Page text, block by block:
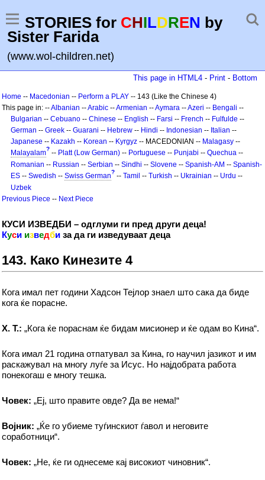
STORIES for CHILDREN by
Sister Farida
(www.wol-children.net)
This page in HTML4 - Print - Bottom
Home -- Macedonian -- Perform a PLAY -- 143 (Like the Chinese 4)
This page in: --Albanian --Arabic --Armenian --Aymara --Azeri -- Bengali --
Bulgarian -- Cebuano -- Chinese -- English -- Farsi -- French -- Fulfulde --
German -- Greek -- Guarani -- Hebrew -- Hindi -- Indonesian -- Italian --
Japanese -- Kazakh -- Korean -- Kyrgyz -- MACEDONIAN -- Malagasy --
Malayalam? -- Platt (Low German) -- Portuguese -- Punjabi -- Quechua --
Romanian -- Russian -- Serbian -- Sindhi -- Slovene -- Spanish-AM -- Spanish-
ES -- Swedish -- Swiss German? -- Tamil -- Turkish -- Ukrainian -- Urdu --
Uzbek
Previous Piece -- Next Piece
КУСИ ИЗВЕДБИ – одглуми ги пред други деца!
Куси изведби за да ги изведуваат деца
143. Како Кинезите 4
Кога имал пет години Хадсон Тејлор знаел што сака да биде
кога ќе порасне.
Х. T.: „Кога ќе пораснам ќе бидам мисионер и ќе одам во Кина“.
Кога имал 21 година отпатувал за Кина, го научил јазикот и им
раскажувал на многу луѓе за Исус. Но најдобрата работа
понекогаш е многу тешка.
Човек: „Еј, што правите овде? Да ве нема!“
Војник: „Ќе го убиеме туѓинскиот ѓавол и неговите
соработници“.
Човек: „Не, ќе ги однесеме кај високиот чиновник“.